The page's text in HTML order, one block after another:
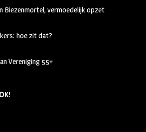
Biezenmortel, vermoedelijk opzet
hoe zit dat?
Vereniging 55+